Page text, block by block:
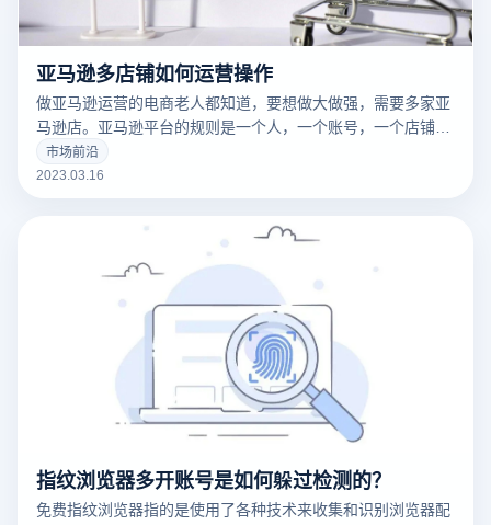
亚马逊多店铺如何运营操作
做亚马逊运营的电商老人都知道，要想做大做强，需要多家亚
马逊店。亚马逊平台的规则是一个人，一个账号，一个店铺。
这样做是为了保护卖家，防止卖家重复销售同样的产品。因为
亚马逊是一个强调产品的平台，而不是商店，也就是“重商品
竟，这是我们国内企业的老套路。当然，这种方式也是我们企
市场前沿
2023.03.16
指纹浏览器多开账号是如何躲过检测的？
免费指纹浏览器指的是使用了各种技术来收集和识别浏览器配